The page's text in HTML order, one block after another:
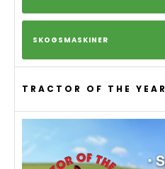
SKOGSMASKINER
TRACTOR OF THE YEAR